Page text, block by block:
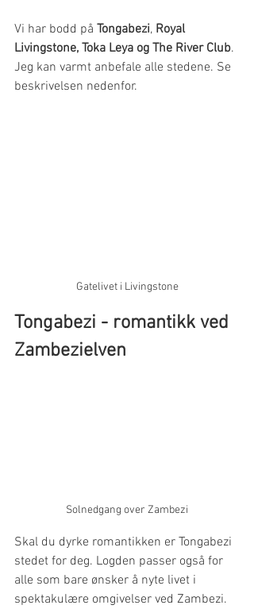
Vi har bodd på Tongabezi, Royal
Livingstone, Toka Leya og The River Club.
Jeg kan varmt anbefale alle stedene. Se
beskrivelsen nedenfor.
Gatelivet i Livingstone
Tongabezi - romantikk ved
Zambezielven
Solnedgang over Zambezi
Skal du dyrke romantikken er Tongabezi
stedet for deg. Logden passer også for
alle som bare ønsker å nyte livet i
spektakulære omgivelser ved Zambezi.